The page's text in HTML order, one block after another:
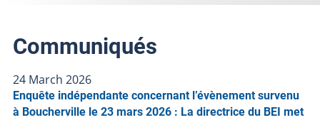
Communiqués
24 March 2026
Enquête indépendante concernant l’évènement survenu
à Boucherville le 23 mars 2026 : La directrice du BEI met